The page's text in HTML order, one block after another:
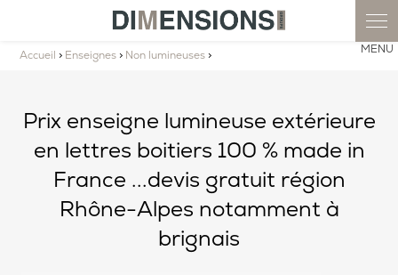
Accueil > Enseignes > Non lumineuses >
Prix enseigne lumineuse extérieure
en lettres boitiers 100 % made in
France ...devis gratuit région
Rhône-Alpes notamment à
brignais